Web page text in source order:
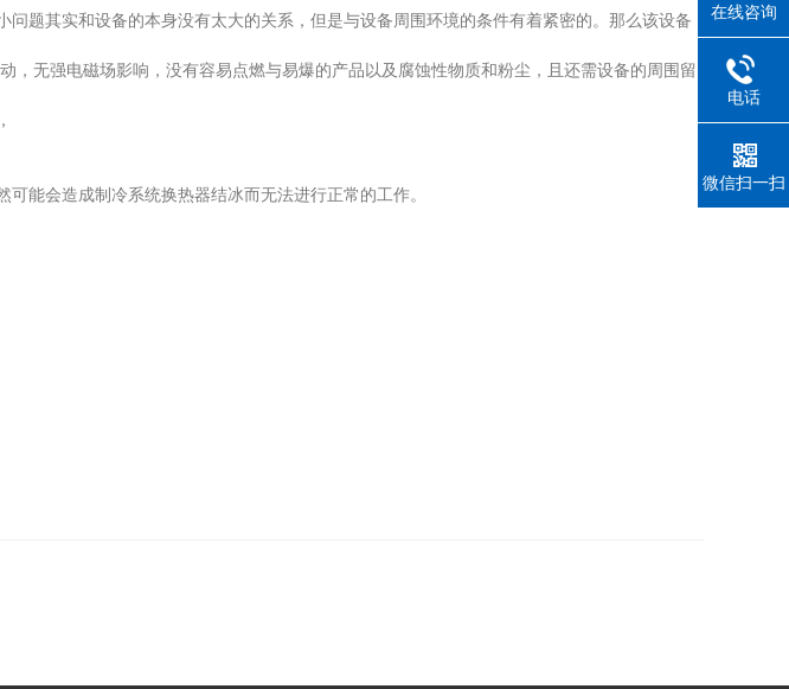
其实和设备的本身没有太大的关系，但是与设备周围环境的条件有着紧密的。那么该设备
无强电磁场影响，没有容易点燃与易爆的产品以及腐蚀性物质和粉尘，且还需设备的周围留
能会造成制冷系统换热器结冰而无法进行正常的工作。
在线咨询
电话
微信扫一扫